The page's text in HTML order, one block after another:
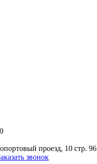
проезд, 10 стр. 96
звонок